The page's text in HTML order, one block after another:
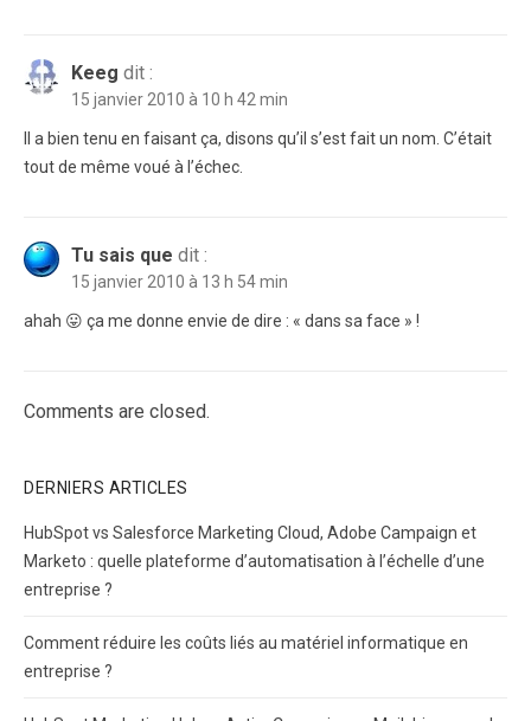
Keeg dit :
15 janvier 2010 à 10 h 42 min
Il a bien tenu en faisant ça, disons qu’il s’est fait un nom. C’était
tout de même voué à l’échec.
Tu sais que dit :
15 janvier 2010 à 13 h 54 min
ahah 😛 ça me donne envie de dire : « dans sa face » !
Comments are closed.
DERNIERS ARTICLES
HubSpot vs Salesforce Marketing Cloud, Adobe Campaign et
Marketo : quelle plateforme d’automatisation à l’échelle d’une
entreprise ?
Comment réduire les coûts liés au matériel informatique en
entreprise ?